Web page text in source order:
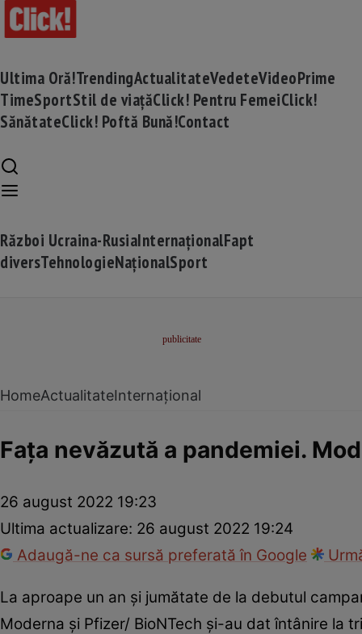
Ultima Oră!TrendingActualitateVedeteVideoPrime
TimeSportStil de viațăClick! Pentru FemeiClick!
SănătateClick! Poftă Bună!Contact
Război Ucraina-RusiaInternaționalFapt
diversTehnologieNaționalSport
HomeActualitateInternațional
Fața nevăzută a pandemiei.
26 august 2022 19:23
Ultima actualizare: 26 august 2022 19:24
Adaugă-ne ca sursă preferată în Google
La aproape un an și jumătate de la debutul
Moderna și Pfizer/ BioNTech și-au dat întânire la